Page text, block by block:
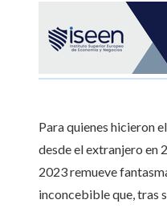
Para quienes hicieron
desde el extranjero en
2023 remueve
inconcebible que, tras